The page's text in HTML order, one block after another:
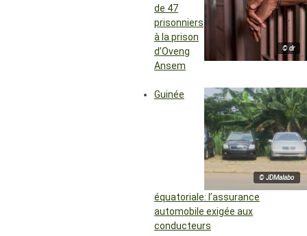
© dr
de 47
prisonniers
à la prison
d’Oveng
Ansem
© JDMalabo
Guinée
équatoriale: l’assurance
automobile exigée aux
conducteurs